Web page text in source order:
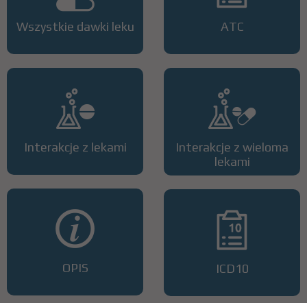
Wszystkie dawki leku
Interakcje z lekami
OPIS
ATC
Interakcje z wieloma
lekami
ICD10